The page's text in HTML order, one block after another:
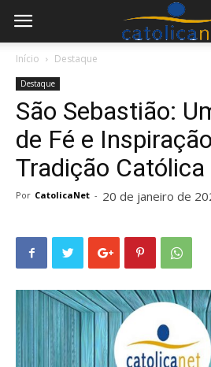
Início Destaque
Destaque
São Sebastião:
de Fé e
Tradição Católica
Por CatolicaNet - 20 de janeiro de